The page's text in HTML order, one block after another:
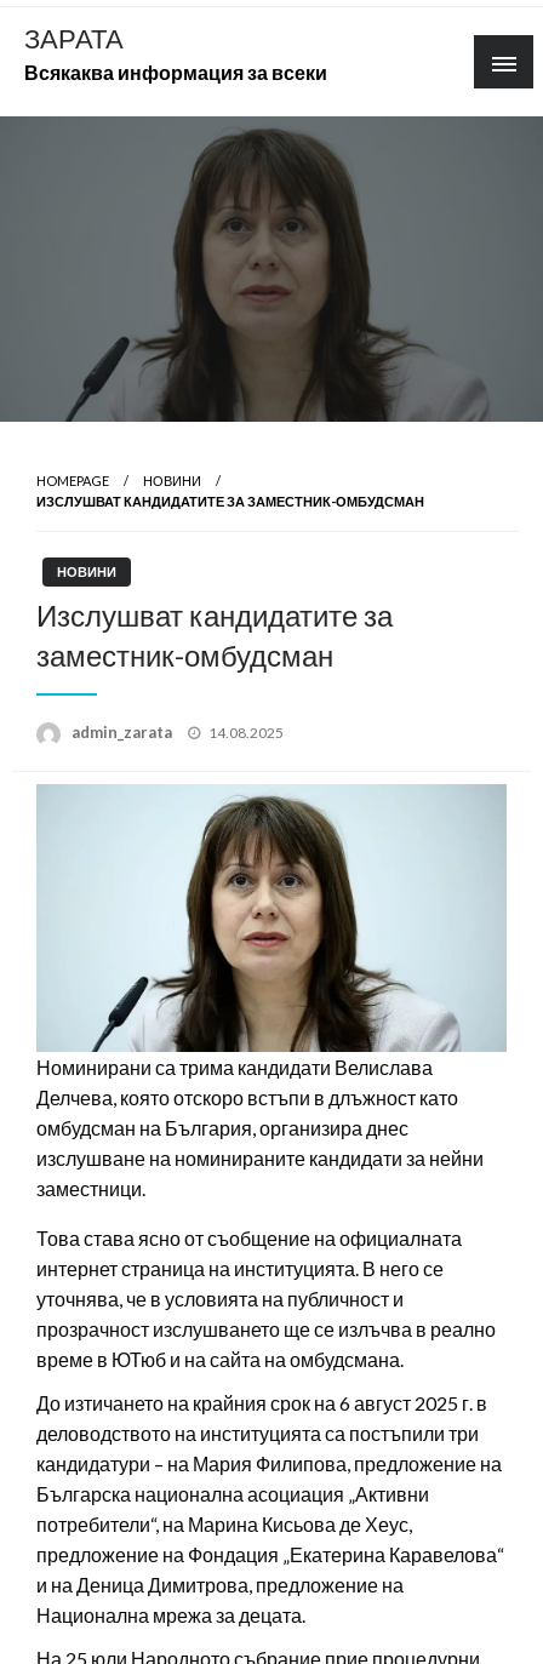
Skip
content
ЗАРАТА
Всякаква информация за всеки
HOMEPAGE
НОВИНИ
ИЗСЛУШВАТ КАНДИДАТИТЕ ЗА ЗАМЕСТНИК-ОМБУДСМАН
НОВИНИ
Изслушват кандидатите за
заместник-омбудсман
admin_zarata
Posted
14.08.2025
Номинирани са трима кандидати Велислава
Делчева, която отскоро встъпи в длъжност като
омбудсман на България, организира днес
изслушване на номинираните кандидати за нейни
заместници.
Това става ясно от съобщение на официалната
интернет страница на институцията. В него се
уточнява, че в условията на публичност и
прозрачност изслушването ще се излъчва в реално
време в ЮТюб и на сайта на омбудсмана.
До изтичането на крайния срок на 6 август 2025 г. в
деловодството на институцията са постъпили три
кандидатури – на Мария Филипова, предложение на
Българска национална асоциация „Активни
потребители“, на Марина Кисьова де Хеус,
предложение на Фондация „Екатерина Каравелова“
и на Деница Димитрова, предложение на
Национална мрежа за децата.
На 25 юли Народното събрание прие процедурни